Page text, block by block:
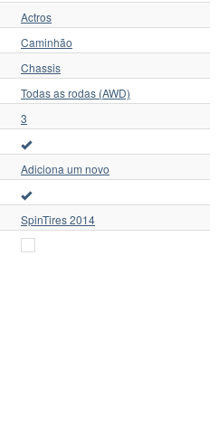
Actros
Caminhão
Chassis
Todas as rodas (AWD)
3
Adiciona um novo
SpinTires 2014